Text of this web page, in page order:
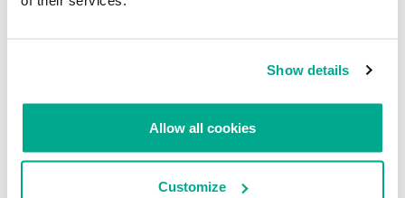
Show details
Allow all cookies
Customize
Virus.Win32.Alman.b